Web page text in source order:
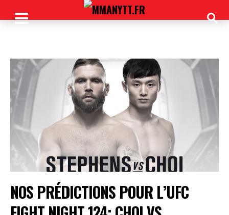
NOS PRÉDICTIONS POUR L’UFC